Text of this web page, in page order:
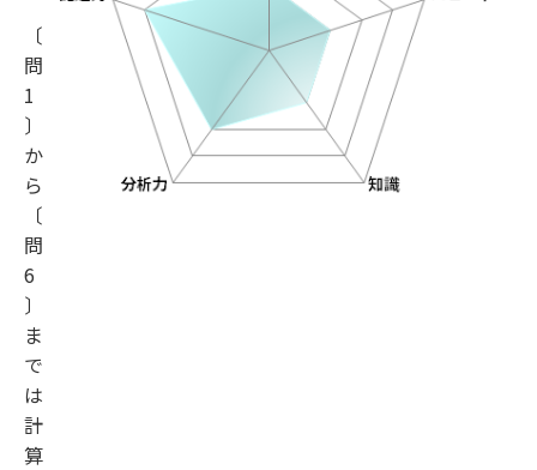
〔
問
1
〕
か
ら
〔
問
6
〕
ま
で
は
計
算